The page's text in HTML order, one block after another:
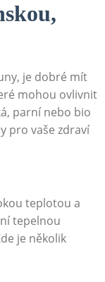
je ⁢dobré mít
mohou ovlivnit
parní nebo bio
pro vaše zdraví
teplotou a
⁢tepelnou
je několik